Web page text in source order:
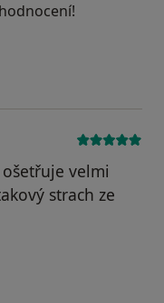
velmi
strach ze